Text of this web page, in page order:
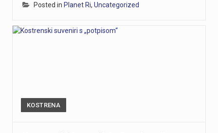
Posted in Planet Ri, Uncategorized
KOSTRENA